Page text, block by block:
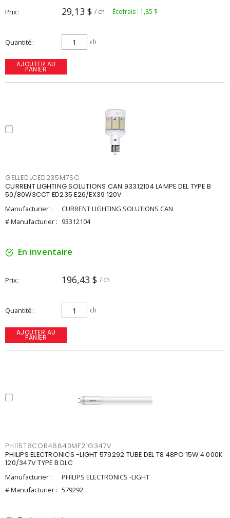
Prix 29,13 $ / ch Écofrais : 1,85 $
Quantité ch
AJOUTER AU
PANIER
GELLEDLCED235M7SC
CURRENT LIGHTING SOLUTIONS CAN 93312104 LAMPE DEL TYPE B
50/80W3CCT ED235 E26/EX39 120V
Manufacturier :
CURRENT LIGHTING SOLUTIONS CAN
# Manufacturier : 93312104
En inventaire
Prix 196,43 $ / ch
Quantité ch
AJOUTER AU
PANIER
PHI15T8COR48840MF21G347V
PHILIPS ELECTRONICS -LIGHT 579292 TUBE DEL T8 48PO 15W 4 000K
120/347V TYPE B DLC
Manufacturier :
PHILIPS ELECTRONICS -LIGHT
# Manufacturier : 579292